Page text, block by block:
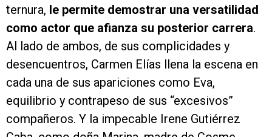
ternura, le permite demostrar una versatilidad
como actor que afianza su posterior carrera.
Al lado de ambos, de sus complicidades y
desencuentros, Carmen Elías llena la escena en
cada una de sus apariciones como Eva,
equilibrio y contrapeso de sus “excesivos”
compañeros. Y la impecable Irene Gutiérrez